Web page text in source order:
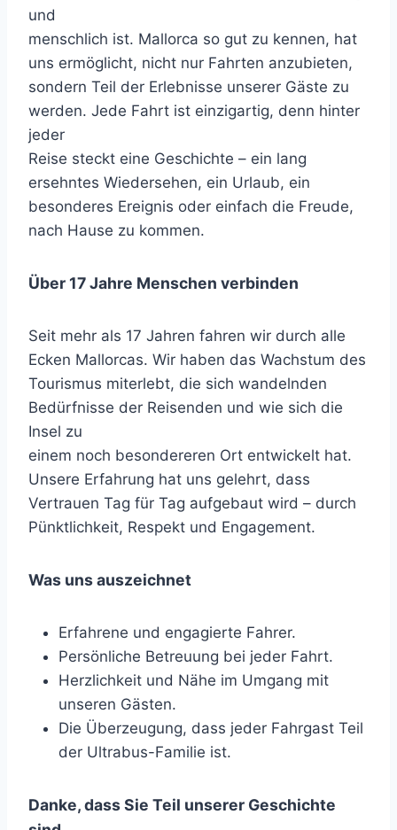
und
menschlich ist. Mallorca so gut zu kennen, hat
uns ermöglicht, nicht nur Fahrten anzubieten,
sondern Teil der Erlebnisse unserer Gäste zu
werden. Jede Fahrt ist einzigartig, denn hinter
jeder
Reise steckt eine Geschichte – ein lang
ersehntes Wiedersehen, ein Urlaub, ein
besonderes Ereignis oder einfach die Freude,
nach Hause zu kommen.
Über 17 Jahre Menschen verbinden
Seit mehr als 17 Jahren fahren wir durch alle
Ecken Mallorcas. Wir haben das Wachstum des
Tourismus miterlebt, die sich wandelnden
Bedürfnisse der Reisenden und wie sich die
Insel zu
einem noch besondereren Ort entwickelt hat.
Unsere Erfahrung hat uns gelehrt, dass
Vertrauen Tag für Tag aufgebaut wird – durch
Pünktlichkeit, Respekt und Engagement.
Was uns auszeichnet
Erfahrene und engagierte Fahrer.
Persönliche Betreuung bei jeder Fahrt.
Herzlichkeit und Nähe im Umgang mit
unseren Gästen.
Die Überzeugung, dass jeder Fahrgast Teil
der Ultrabus-Familie ist.
Danke, dass Sie Teil unserer Geschichte